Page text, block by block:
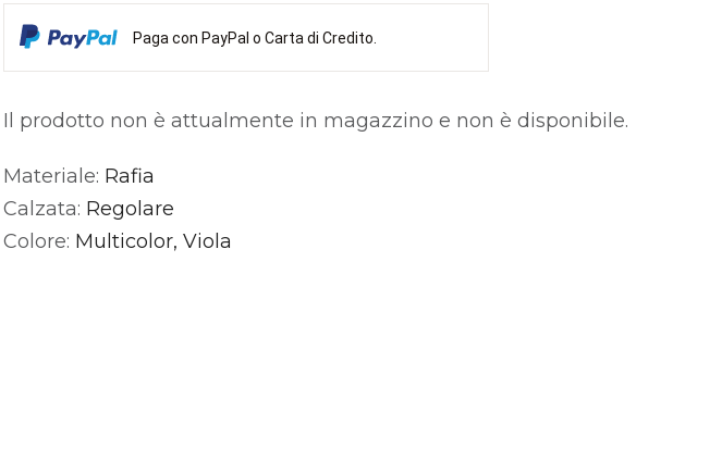
Paga con PayPal o Carta di Credito.
Il prodotto non è attualmente in magazzino e non è disponibile.
Alternative:
Materiale: Rafia
Calzata: Regolare
Colore: Multicolor, Viola